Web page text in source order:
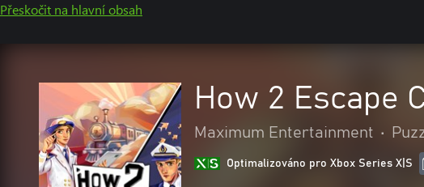
Přeskočit na hlavní obsah
How 2 Escape
Maximum Entertainment •
Optimalizováno pro Xbox Series X|S